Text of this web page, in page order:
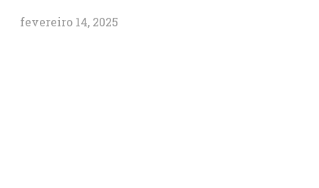
fevereiro 14, 2025